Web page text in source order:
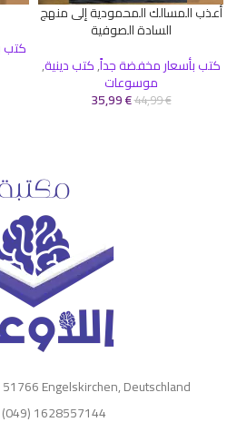
أعذب المسالك المحمودية إلى منهج
السادة الصوفية
كتب بأسعار مخفضة جداً,كتب دينية,
موسوعات
44,99€
35,99€
كتب
Engelskirchen, Deutschland
1628557144